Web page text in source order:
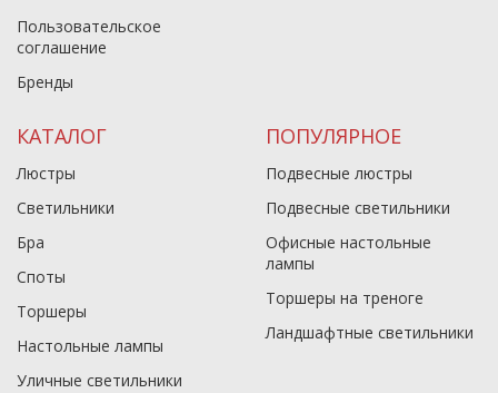
Пользовательское
соглашение
Бренды
КАТАЛОГ
Люстры
Светильники
Бра
Споты
Торшеры
Настольные лампы
Уличные светильники
ПОПУЛЯРНОЕ
Подвесные люстры
Подвесные светильники
Офисные настольные
лампы
Торшеры на треноге
Ландшафтные светильники